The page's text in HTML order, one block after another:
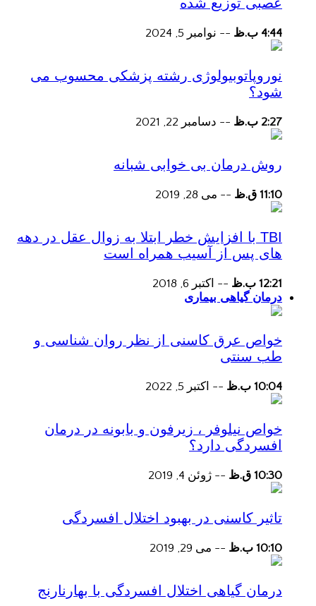
4:44 ب.ظ -- نوامبر 5, 2024
نوروپاتوبیولوژی رشته پزشکی محسوب می
شود؟
2:27 ب.ظ -- دسامبر 22, 2021
روش درمان بی خوابی شبانه
11:10 ق.ظ -- می 28, 2019
TBI با افزایش خطر ابتلا به زوال عقل در دهه
های پس از آسیب همراه است
12:21 ب.ظ -- اکتبر 6, 2018
درمان گیاهی بیماری
خواص عرق کاسنی از نظر روان شناسی و
طب سنتی
10:04 ب.ظ -- اکتبر 5, 2022
خواص نیلوفر ، زیرفون و بابونه در درمان
افسردگی دارد؟
10:30 ق.ظ -- ژوئن 4, 2019
تاثیر کاسنی در بهبود اختلال افسردگی
10:10 ب.ظ -- می 29, 2019
درمان گیاهی اختلال افسردگی با بهارنارنج